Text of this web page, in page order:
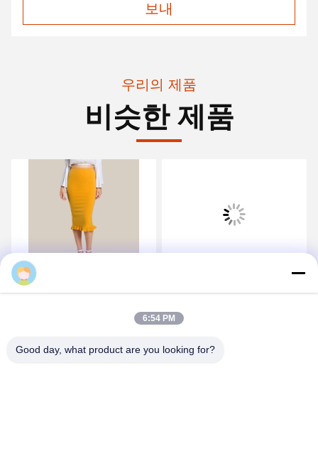
보내
우리의 제품
비슷한 제품
패션 2018 노란색 패키지
6:54 PM
Good day, what product are you looking for?